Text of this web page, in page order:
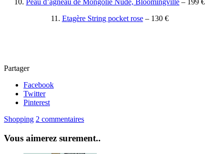
10. Peau d’agneau de Mongolie Nude, Bloomingville – 199 €
11. Etagère String pocket rose– 130 €
Partager
Facebook
Twitter
Pinterest
Shopping 2 commentaires
Vous aimerez surement..